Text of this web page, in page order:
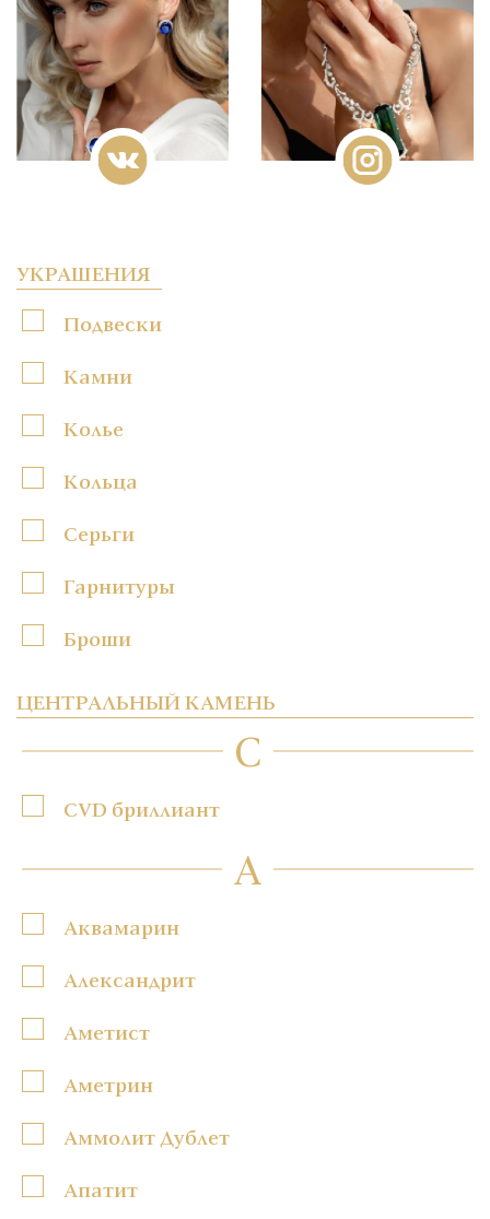
УКРАШЕНИЯ
Подвески
Камни
Колье
Кольца
Серьги
Гарнитуры
Броши
ЦЕНТРАЛЬНЫЙ КАМЕНЬ
C
CVD бриллиант
А
Аквамарин
Александрит
Аметист
Аметрин
Аммолит Дублет
Апатит